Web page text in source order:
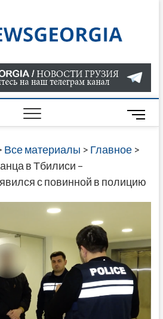
О
В
ГРУЗИИ
САЙТЕ
M
e
n
B
t
o
n
Все материалы > Главное>
в Тбилиси –
с повинной в полицию